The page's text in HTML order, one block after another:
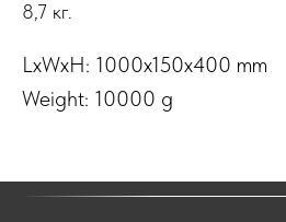
8,7 кг.
LxWxH: 1000x150x400 mm
Weight: 10000 g